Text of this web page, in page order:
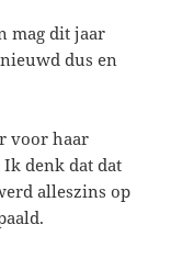
mag dit jaar
dus en
voor haar
denk dat dat
alleszins op